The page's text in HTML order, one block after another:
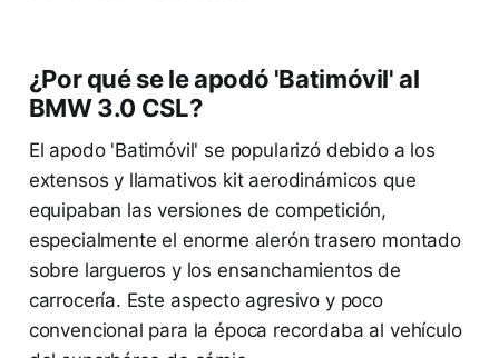
¿Por qué se le apodó 'Batimóvil' al
BMW 3.0 CSL?
El apodo 'Batimóvil' se popularizó debido a los
extensos y llamativos kit aerodinámicos que
equipaban las versiones de competición,
especialmente el enorme alerón trasero montado
sobre largueros y los ensanchamientos de
carrocería. Este aspecto agresivo y poco
convencional para la época recordaba al vehículo